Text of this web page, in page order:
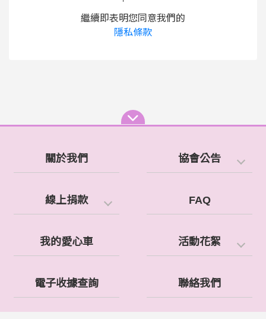
繼續即表明您同意我們的
隱私條款
關於我們 協會公告
線上捐款 FAQ
我的愛心車 活動花絮
電子收據查詢 聯絡我們